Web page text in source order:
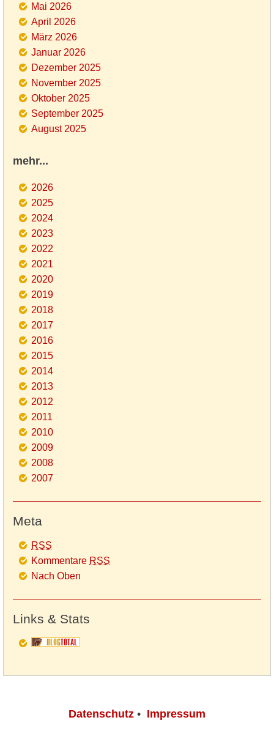
Mai 2026
April 2026
März 2026
Januar 2026
Dezember 2025
November 2025
Oktober 2025
September 2025
August 2025
mehr...
2026
2025
2024
2023
2022
2021
2020
2019
2018
2017
2016
2015
2014
2013
2012
2011
2010
2009
2008
2007
Meta
RSS
Kommentare RSS
Nach Oben
Links & Stats
Datenschutz • Impressum